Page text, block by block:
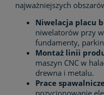
najważniejszych
Niwelacja placu
niwelatorów przy
fundamenty,
Montaż linii
maszyn CNC w
drewna i metalu.
Prace